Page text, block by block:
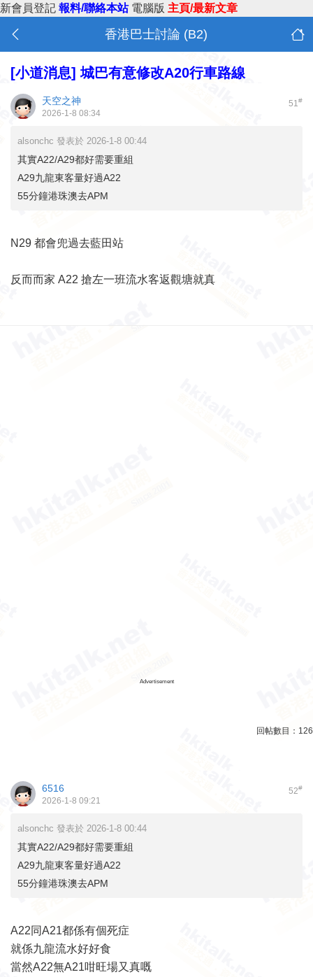
新會員登記 報料/聯絡本站 電腦版 主頁/最新文章
香港巴士討論 (B2)
[小道消息] 城巴有意修改A20行車路線
51#
天空之神
2026-1-8 08:34
alsonchc 發表於 2026-1-8 00:44
其實A22/A29都好需要重組
A29九龍東客量好過A22
55分鐘港珠澳去APM
N29 都會兜過去藍田站
反而而家 A22 搶左一班流水客返觀塘就真
Advertisement
回帖數目： 126
52#
6516
2026-1-8 09:21
alsonchc 發表於 2026-1-8 00:44
其實A22/A29都好需要重組
A29九龍東客量好過A22
55分鐘港珠澳去APM
A22同A21都係有個死症
就係九龍流水好好食
當然A22無A21咁旺場又真嘅